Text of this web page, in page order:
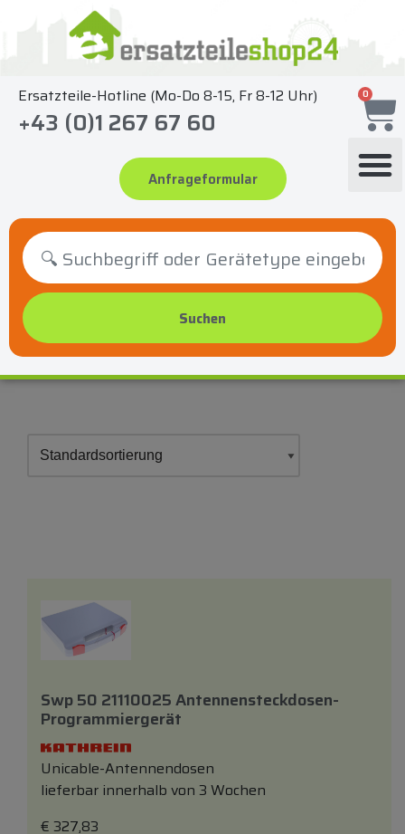
springen
Ersatzteile-Hotline (Mo-Do 8-15, Fr 8-12 Uhr)
+43 (0)1 267 67 60
Anfrageformular
0
Swp 50 21110025 Antennensteckdosen-
Programmiergerät
Unicable-Antennendosen
lieferbar innerhalb von 3 Wochen
€ 327,83